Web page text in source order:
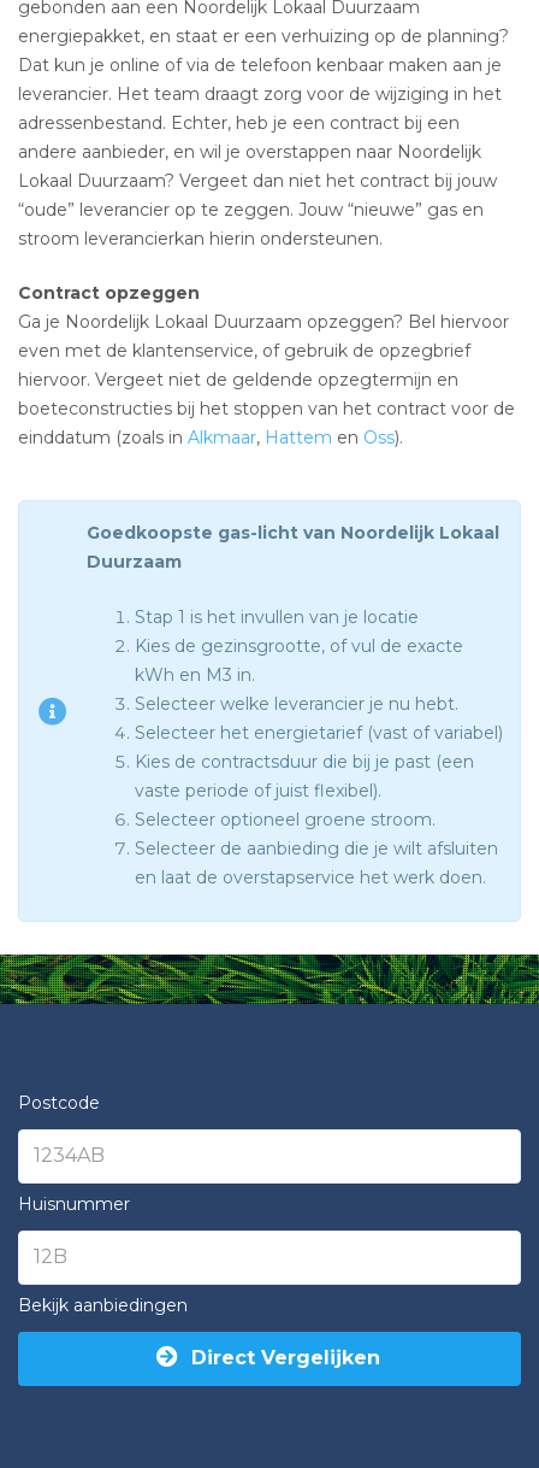
gebonden aan een Noordelijk Lokaal Duurzaam
energiepakket, en staat er een verhuizing op de planning?
Dat kun je online of via de telefoon kenbaar maken aan je
leverancier. Het team draagt zorg voor de wijziging in het
adressenbestand. Echter, heb je een contract bij een
andere aanbieder, en wil je overstappen naar Noordelijk
Lokaal Duurzaam? Vergeet dan niet het contract bij jouw
“oude” leverancier op te zeggen. Jouw “nieuwe” gas en
stroom leverancierkan hierin ondersteunen.
Contract opzeggen
Ga je Noordelijk Lokaal Duurzaam opzeggen? Bel hiervoor
even met de klantenservice, of gebruik de opzegbrief
hiervoor. Vergeet niet de geldende opzegtermijn en
boeteconstructies bij het stoppen van het contract voor de
einddatum (zoals in Alkmaar, Hattem en Oss).
Goedkoopste gas-licht van Noordelijk Lokaal
Duurzaam
Stap 1 is het invullen van je locatie
Kies de gezinsgrootte, of vul de exacte
kWh en M3 in.
Selecteer welke leverancier je nu hebt.
Selecteer het energietarief (vast of variabel)
Kies de contractsduur die bij je past (een
vaste periode of juist flexibel).
Selecteer optioneel groene stroom.
Selecteer de aanbieding die je wilt afsluiten
en laat de overstapservice het werk doen.
Postcode
Huisnummer
Bekijk aanbiedingen
Direct Vergelijken